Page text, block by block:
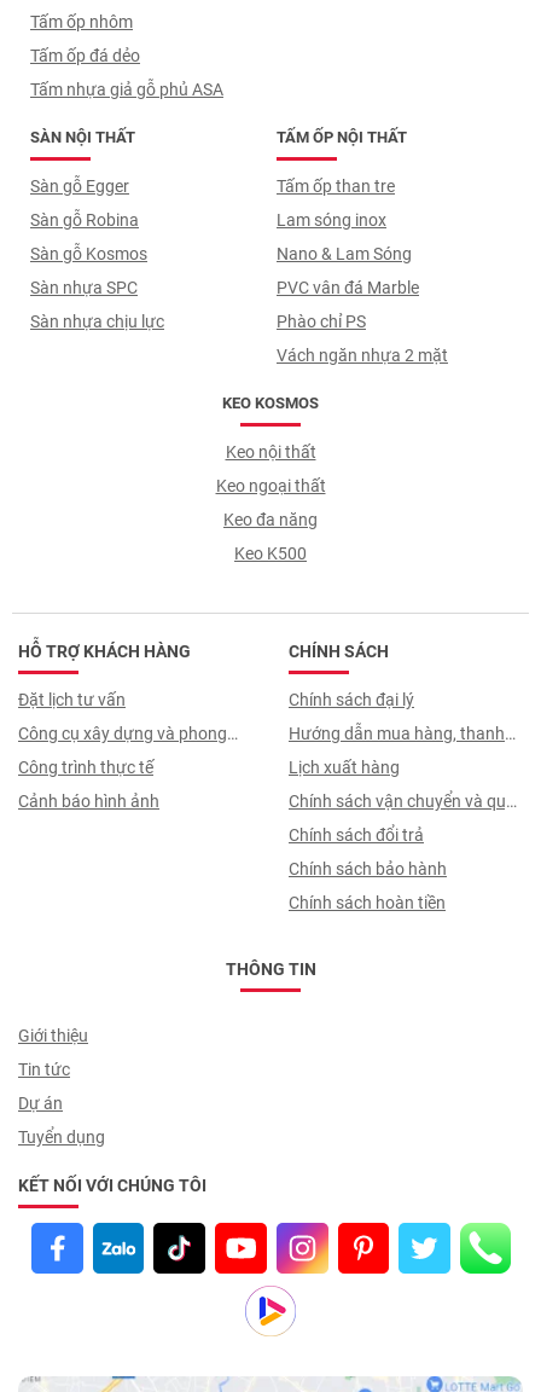
Tấm ốp nhôm
Tấm ốp đá dẻo
Tấm nhựa giả gỗ phủ ASA
TẤM ỐP NỘI THẤT
Tấm ốp than tre
Lam sóng inox
Nano & Lam Sóng
PVC vân đá Marble
Phào chỉ PS
Vách ngăn nhựa 2 mặt
SÀN NỘI THẤT
Sàn gỗ Egger
Sàn gỗ Robina
Sàn gỗ Kosmos
Sàn nhựa SPC
Sàn nhựa chịu lực
KEO KOSMOS
Keo nội thất
Keo ngoại thất
Keo đa năng
Keo K500
HỖ TRỢ KHÁCH HÀNG
Đặt lịch tư vấn
Công cụ xây dựng và phong
thuỷ
Công trình thực tế
Cảnh báo hình ảnh
CHÍNH SÁCH
Chính sách đại lý
Hướng dẫn mua hàng, thanh
toán, quy trình ký hợp đồng
Lịch xuất hàng
Chính sách vận chuyển và quy
trình giao nhận
Chính sách đổi trả
Chính sách bảo hành
Chính sách hoàn tiền
THÔNG TIN
Giới thiệu
Tin tức
Dự án
Tuyển dụng
KẾT NỐI VỚI CHÚNG TÔI